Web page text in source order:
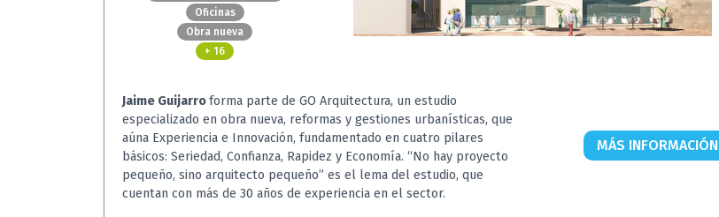
Oficinas
Obra nueva
+ 16
Jaime Guijarroforma parte de GO Arquitectura, un estudio
especializado en obra nueva, reformas y gestiones urbanísticas, que
aúna Experiencia e Innovación, fundamentado en cuatro pilares
básicos: Seriedad, Confianza, Rapidez y Economía. “No hay proyecto
pequeño, sino arquitecto pequeño” es el lema del estudio, que
cuentan con más de 30 años de experiencia en el sector.
MÁS INFORMACIÓN